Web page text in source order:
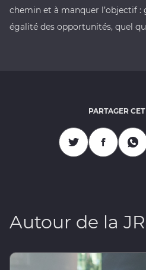
chemin et à manquer l’objectif
égalité des opportunités, quel
PARTAGER
Partagez sur
Partagez
Autour de la